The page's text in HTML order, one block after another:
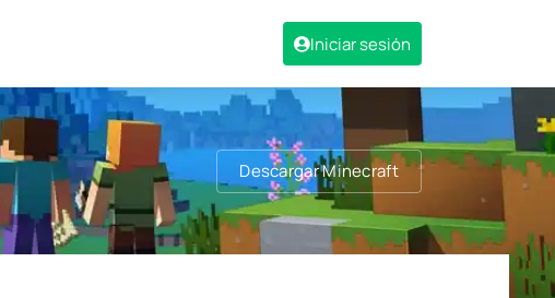
Iniciar sesión
Descargar Minecraft